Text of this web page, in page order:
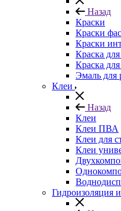
Назад
Краски
Краски
Краски
Краска
⁠Краска
Эмаль для
Клеи
Назад
Клеи
Клеи ПВА
Клеи для
Клеи
Гидроизоляция